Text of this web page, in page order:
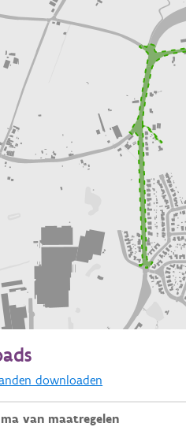
Vlaanderen
downloaden
van maatregelen